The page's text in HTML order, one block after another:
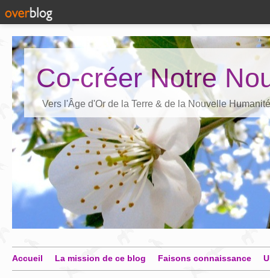
Co-créer Notre
Vers l'Âge d'Or de la Terre & de la Nouvelle Humanité
Accueil La mission de ce blog Faisons connaissance